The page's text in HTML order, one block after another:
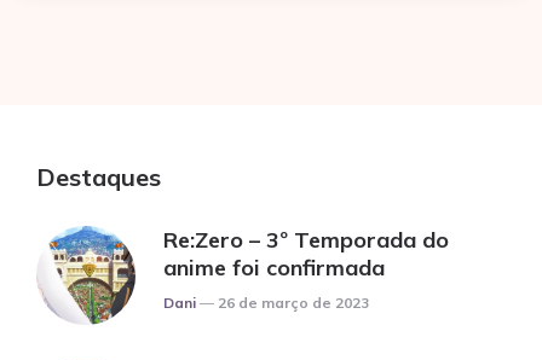
Destaques
Re:Zero – 3º Temporada do
anime foi confirmada
Posted
Dani 26 de março de 2023